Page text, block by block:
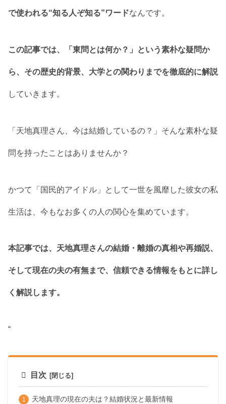
で使われる“知る人ぞ知る”ワードなんです。
この記事では、「東問とは何か？」という素朴な疑問か
ら、その歴史的背景、大学との関わりまでを徹底的に解説
していきます。
「天地真理さん、今は結婚しているの？」そんな素朴な疑
問を持ったことはありませんか？
かつて「国民的アイドル」として一世を風靡した彼女の私
生活は、今もなお多くの人の関心を集めています。
本記事では、天地真理さんの結婚・離婚の真相や再婚説、
そして現在の夫の有無まで、信頼できる情報をもとに詳し
く解説します。
“
目次
天地真理の現在の夫は？結婚状況と最新情報